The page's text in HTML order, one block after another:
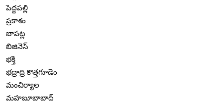
పెద్దపల్లి
ప్రకాశం
బాపట్ల
బిజినెస్
భక్తి
భద్రాద్రి కొత్తగూడెం
మంచిర్యాల
మహబూబాబాద్